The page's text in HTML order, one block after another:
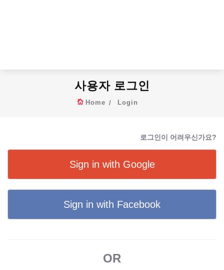
사용자 로그인
Home Login
로그인이 어려우신가요?
Sign in with Google
Sign in with Facebook
OR